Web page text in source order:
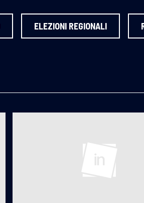
ELEZIONI REGIONALI